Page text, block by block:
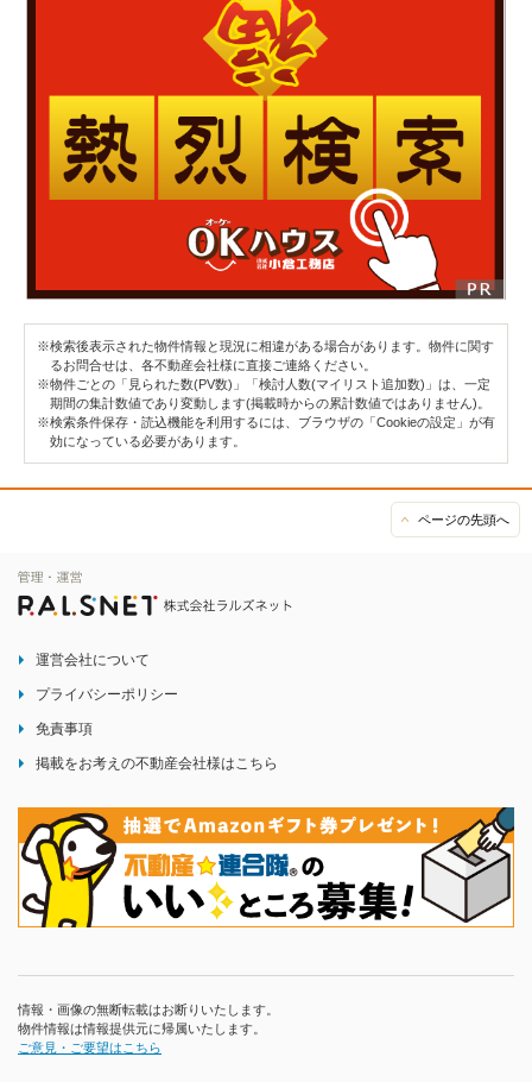
※検索後表示された物件情報と現況に相違がある場合があります。物件に関す
るお問合せは、各不動産会社様に直接ご連絡ください。
※物件ごとの「見られた数(PV数)」「検討人数(マイリスト追加数)」は、一定
期間の集計数値であり変動します(掲載時からの累計数値ではありません)。
※検索条件保存・読込機能を利用するには、ブラウザの「Cookieの設定」が有
効になっている必要があります。
ページの先頭へ
運営会社について
プライバシーポリシー
免責事項
掲載をお考えの不動産会社様はこちら
情報・画像の無断転載はお断りいたします。
物件情報は情報提供元に帰属いたします。
ご意見・ご要望はこちら